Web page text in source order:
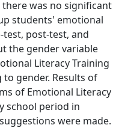
was no significant
students' emotional
post-test, and
the gender variable
Literacy Training
gender. Results of
of Emotional Literacy
school period in
were made.